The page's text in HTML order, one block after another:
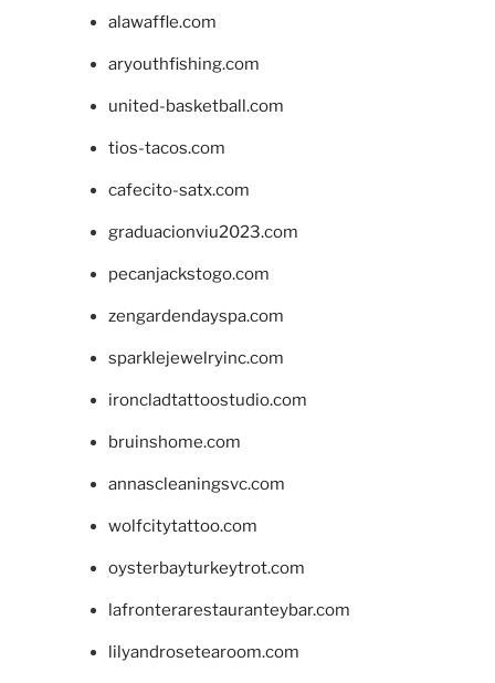
alawaffle.com
aryouthfishing.com
united-basketball.com
tios-tacos.com
cafecito-satx.com
graduacionviu2023.com
pecanjackstogo.com
zengardendayspa.com
sparklejewelryinc.com
ironcladtattoostudio.com
bruinshome.com
annascleaningsvc.com
wolfcitytattoo.com
oysterbayturkeytrot.com
lafronterarestauranteybar.com
lilyandrosetearoom.com